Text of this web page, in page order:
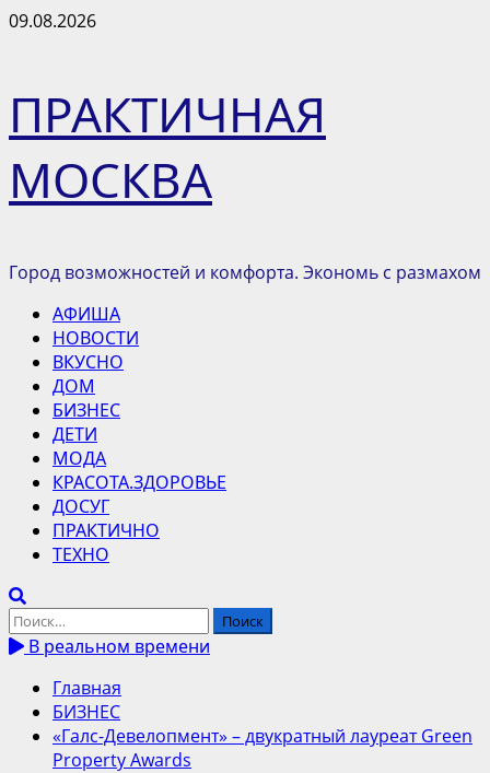
Перейти
09.08.2026
ПРАКТИЧНАЯ
МОСКВА
Город возможностей и комфорта. Экономь с размахом
Основное
меню
АФИША
НОВОСТИ
ВКУСНО
ДОМ
БИЗНЕС
ДЕТИ
МОДА
КРАСОТА.ЗДОРОВЬЕ
ДОСУГ
ПРАКТИЧНО
ТЕХНО
Найти:
В реальном времени
Главная
БИЗНЕС
«Галс-Девелопмент» – двукратный лауреат Green
Property Awards